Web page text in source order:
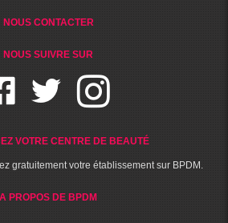
NOUS CONTACTER
NOUS SUIVRE SUR
VOTRE CENTRE DE BEAUTÉ
gratuitement votre établissement sur BPDM.
A PROPOS DE BPDM